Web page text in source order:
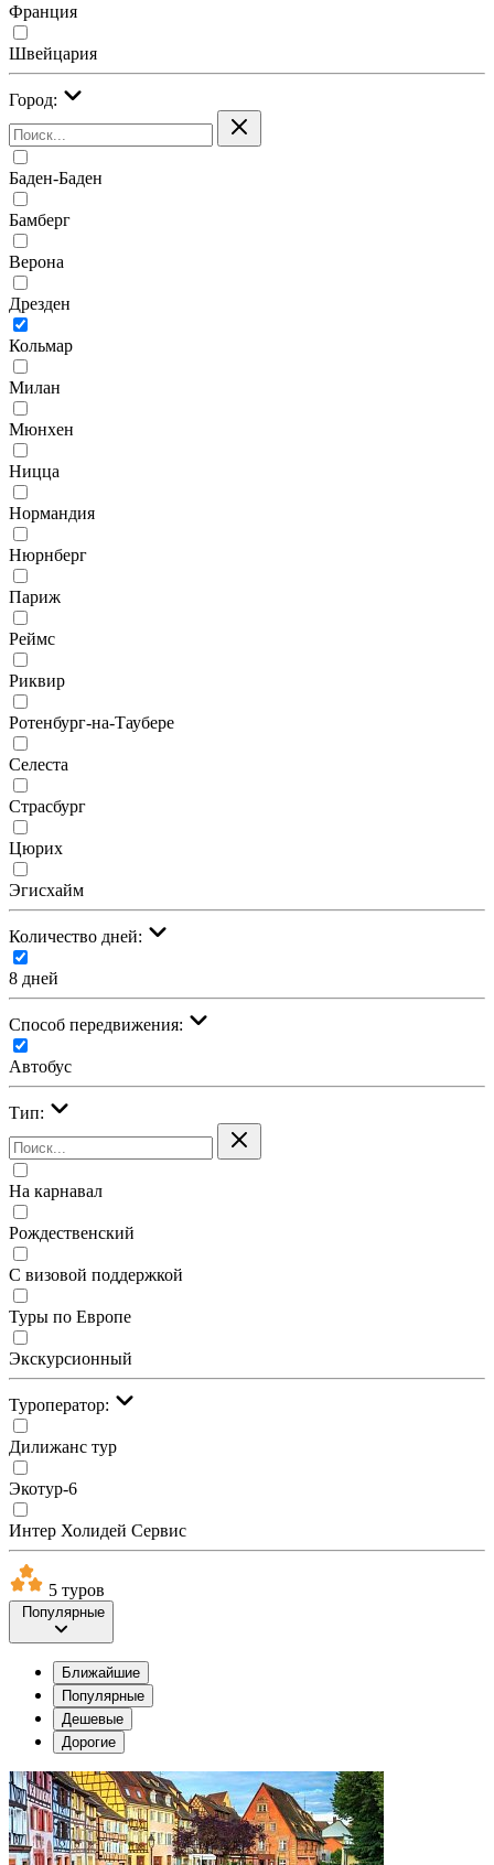
Франция
Швейцария
Город:
Баден-Баден
Бамберг
Верона
Дрезден
Кольмар
Милан
Мюнхен
Ницца
Нормандия
Нюрнберг
Париж
Реймс
Риквир
Ротенбург-на-Таубере
Селеста
Страсбург
Цюрих
Эгисхайм
Количество дней:
8 дней
Cпособ передвижения:
Автобус
Тип:
На карнавал
Рождественский
С визовой поддержкой
Туры по Европе
Экскурсионный
Туроператор:
Дилижанс тур
Экотур-6
Интер Холидей Сервис
5 туров
Популярные
Ближайшие
Популярные
Дешевые
Дорогие